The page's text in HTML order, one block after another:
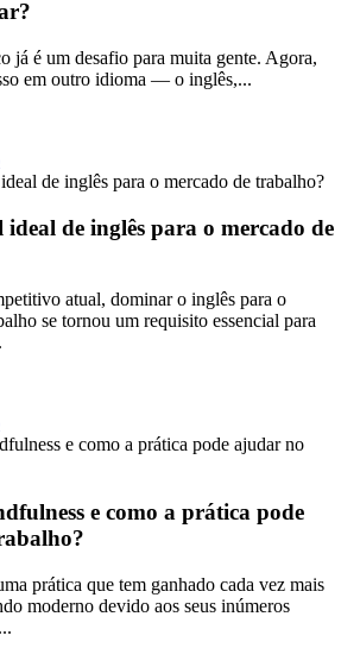
já é um desafio para muita gente. Agora,
em outro idioma — o inglês,...
de inglês para o mercado de
atual, dominar o inglês para o
se tornou um requisito essencial para
e como a prática pode
prática que tem ganhado cada vez mais
moderno devido aos seus inúmeros